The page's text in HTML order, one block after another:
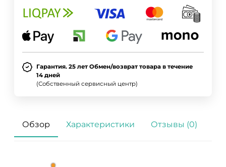
Гарантия. 25 лет Обмен/возврат товара в течение
14 дней
(Собственный сервисный центр)
Обзор Характеристики Отзывы (0)